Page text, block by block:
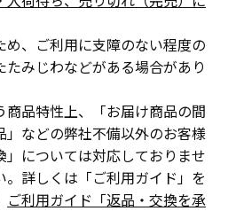
、ご利用に支障のない程度の
みじわなどがある場合があり
品特性上、「お届け商品の間
」などの弊社不備以外のお客様
については対応しておりませ
詳しくは「ご利用ガイド」を
ご利用ガイド「返品・交換を承